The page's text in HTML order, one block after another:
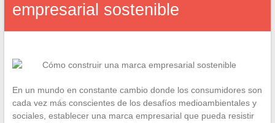
empresarial sostenible
En un mundo en constante cambio donde los consumidores son
cada vez más conscientes de los desafíos medioambientales y
sociales, establecer una marca empresarial que pueda resistir